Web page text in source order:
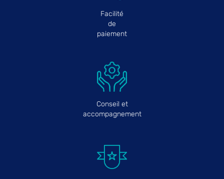
Facilité
de
paiement
Conseil et
accompagnement